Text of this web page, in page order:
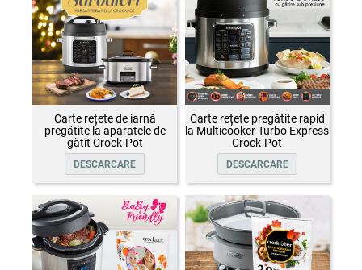
Carte rețete de iarnă
pregătite la aparatele de
gătit Crock-Pot
DESCARCARE
Carte rețete pregătite rapid
la Multicooker Turbo Express
Crock-Pot
DESCARCARE